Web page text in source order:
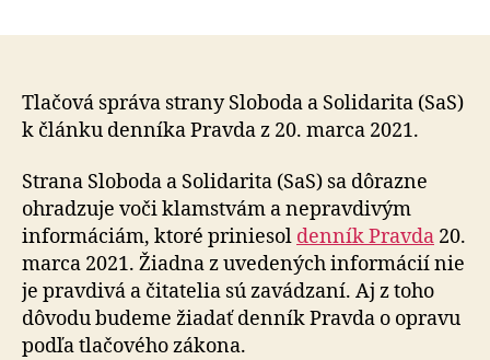
Tlačová správa strany Sloboda a Solidarita (SaS)
k článku denníka Pravda z 20. marca 2021.
Strana Sloboda a Solidarita (SaS) sa dôrazne
ohradzuje voči klamstvám a nepravdivým
informáciám, ktoré priniesol denník Pravda 20.
marca 2021. Žiadna z uvedených informácií nie
je pravdivá a čitatelia sú zavádzaní. Aj z toho
dôvodu budeme žiadať denník Pravda o opravu
podľa tlačového zákona.